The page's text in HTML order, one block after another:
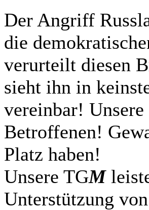
Der Angriff
die
verurteilt diesen
sieht ihn in
vereinbar!
Betroffenen!
Platz haben!
Unsere TGM
Unterstützung